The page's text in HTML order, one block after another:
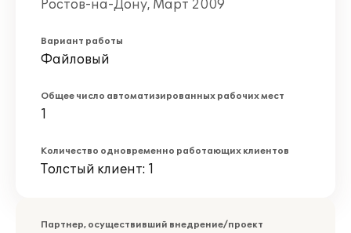
Ростов-на-Дону, Март 2009
Вариант работы
Файловый
Общее число автоматизированных рабочих мест
1
Количество одновременно работающих клиентов
Толстый клиент: 1
Партнер, осуществивший внедрение/проект